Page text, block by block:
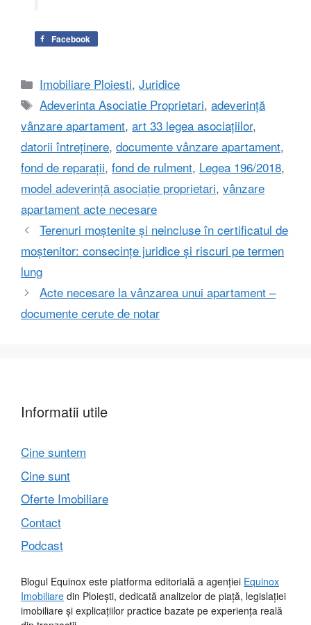
Facebook
Categorii
Imobiliare Ploiesti,Juridice
Etichete
Adeverinta Asociatie Proprietari,adeverință
vânzare apartament, art 33 legea asociațiilor,
datorii întreținere, documente vânzare apartament,
fond de reparații, fond de rulment, Legea 196/2018,
model adeverință asociație proprietari, vânzare
apartament acte necesare
Terenuri moștenite și neincluse în certificatul de
moștenitor: consecințe juridice și riscuri pe termen
lung
Acte necesare la vânzarea unui apartament –
documente cerute de notar
Informatii utile
Cine suntem
Cine sunt
Oferte Imobiliare
Contact
Podcast
Blogul Equinox este platforma editorială a agenției Equinox
Imobiliare din Ploiești, dedicată analizelor de piață, legislației
imobiliare și explicațiilor practice bazate pe experiența reală